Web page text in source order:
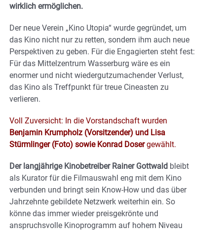
wirklich ermöglichen.
Der neue Verein „Kino Utopia“ wurde gegründet, um
das Kino nicht nur zu retten, sondern ihm auch neue
Perspektiven zu geben. Für die Engagierten steht fest:
Für das Mittelzentrum Wasserburg wäre es ein
enormer und nicht wiedergutzumachender Verlust,
das Kino als Treffpunkt für treue Cineasten zu
verlieren.
Voll Zuversicht: In die Vorstandschaft wurden
Benjamin Krumpholz (Vorsitzender) und Lisa
Stürmlinger (Foto) sowie Konrad Dosergewählt.
Der langjährige Kinobetreiber Rainer Gottwald bleibt
als Kurator für die Filmauswahl eng mit dem Kino
verbunden und bringt sein Know-How und das über
Jahrzehnte gebildete Netzwerk weiterhin ein. So
könne das immer wieder preisgekrönte und
anspruchsvolle Kinoprogramm auf hohem Niveau